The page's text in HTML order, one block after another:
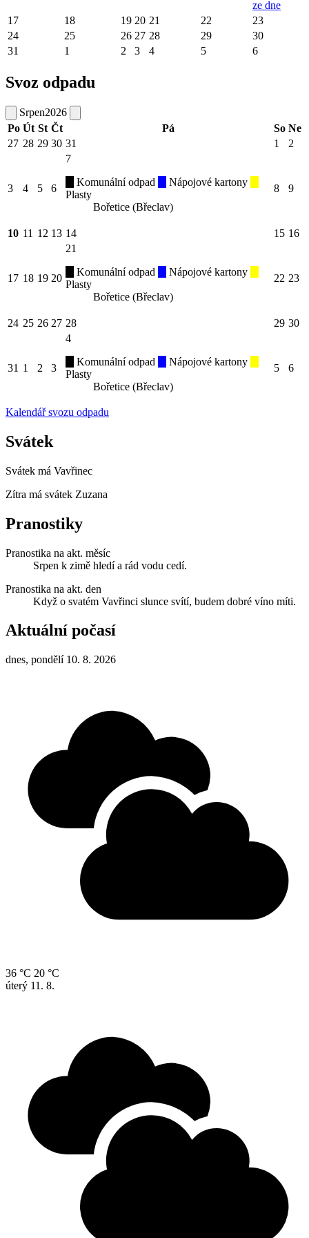
ze dne
17
18 19 20 21 22
23
24
25 26 27 28 29
30
31
1 2 3 4 5 6
Svoz odpadu
Srpen2026
Po Út St Čt Pá So Ne
27 28 29 30 31 1 2
3 4 5 6
7
Komunální odpad
Nápojové kartony
Plasty
Bořetice (Břeclav)
8 9
10 11 12 13 14 15 16
17 18 19 20
21
Komunální odpad
Nápojové kartony
Plasty
Bořetice (Břeclav)
22 23
24 25 26 27 28 29 30
31 1 2 3
4
Komunální odpad
Nápojové kartony
Plasty
Bořetice (Břeclav)
5 6
Kalendář svozu odpadu
Svátek
Svátek má Vavřinec
Zítra má svátek Zuzana
Pranostiky
Pranostika na akt. měsíc
Srpen k zimě hledí a rád vodu cedí.
Pranostika na akt. den
Když o svatém Vavřinci slunce svítí, budem dobré víno míti.
Aktuální počasí
dnes, pondělí 10. 8. 2026
36 °C 20 °C
úterý 11. 8.